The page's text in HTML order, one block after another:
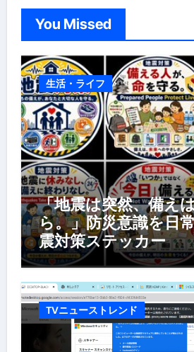
You Missed
生活・ライフ
「地震は突然、備え
ら。」防災意識を日
震対策ステッカー
TVニューストレンド